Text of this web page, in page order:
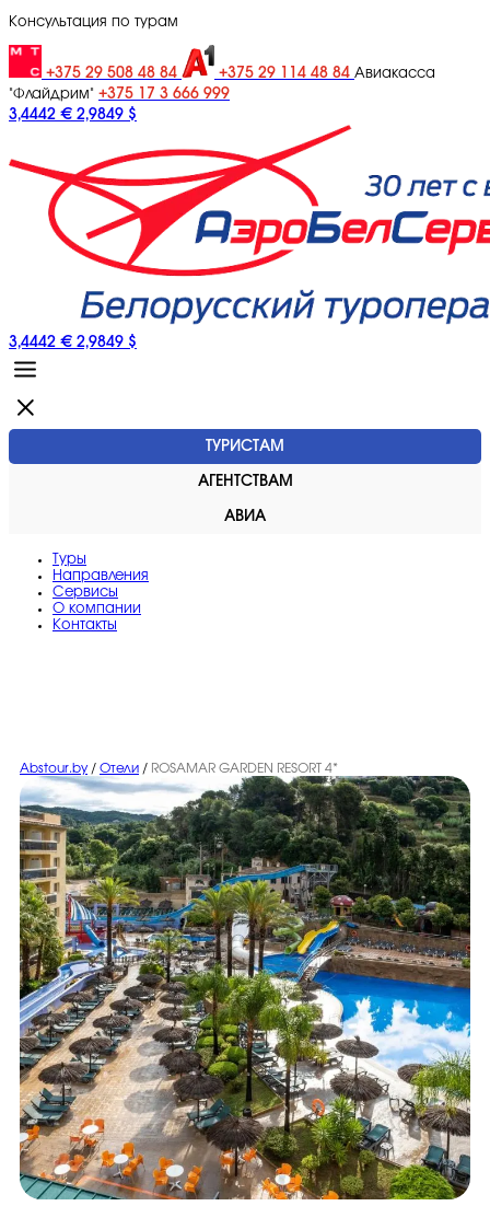
Консультация по турам
+375 29 508 48 84 +375 29 114 48 84 Авиакасса
"Флайдрим" +375 17 3 666 999
3,4442 € 2,9849 $
3,4442 € 2,9849 $
ТУРИСТАМ
АГЕНТСТВАМ
АВИА
Туры
Направления
Сервисы
O компании
Контакты
Abstour.by / Отели / ROSAMAR GARDEN RESORT 4*